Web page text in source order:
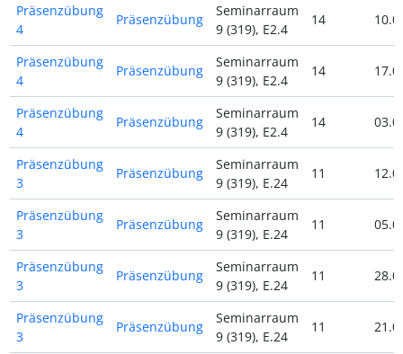
Präsenzübung
4
Präsenzübung
Seminarraum
9 (319), E2.4
14
Präsenzübung
4
Präsenzübung
Seminarraum
9 (319), E2.4
14
Präsenzübung
4
Präsenzübung
Seminarraum
9 (319), E2.4
14
Präsenzübung
3
Präsenzübung
Seminarraum
9 (319), E.24
11
Präsenzübung
3
Präsenzübung
Seminarraum
9 (319), E.24
11
Präsenzübung
3
Präsenzübung
Seminarraum
9 (319), E.24
11
Präsenzübung
3
Präsenzübung
Seminarraum
9 (319), E.24
11